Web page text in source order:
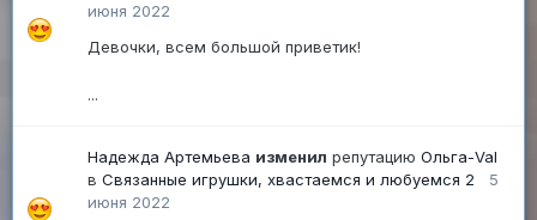
июня 2022
Девочки, всем большой приветик!
...
Надежда Артемьева изменил репутацию Ольга-Val
в Связанные игрушки, хвастаемся и любуемся 2
5
июня 2022